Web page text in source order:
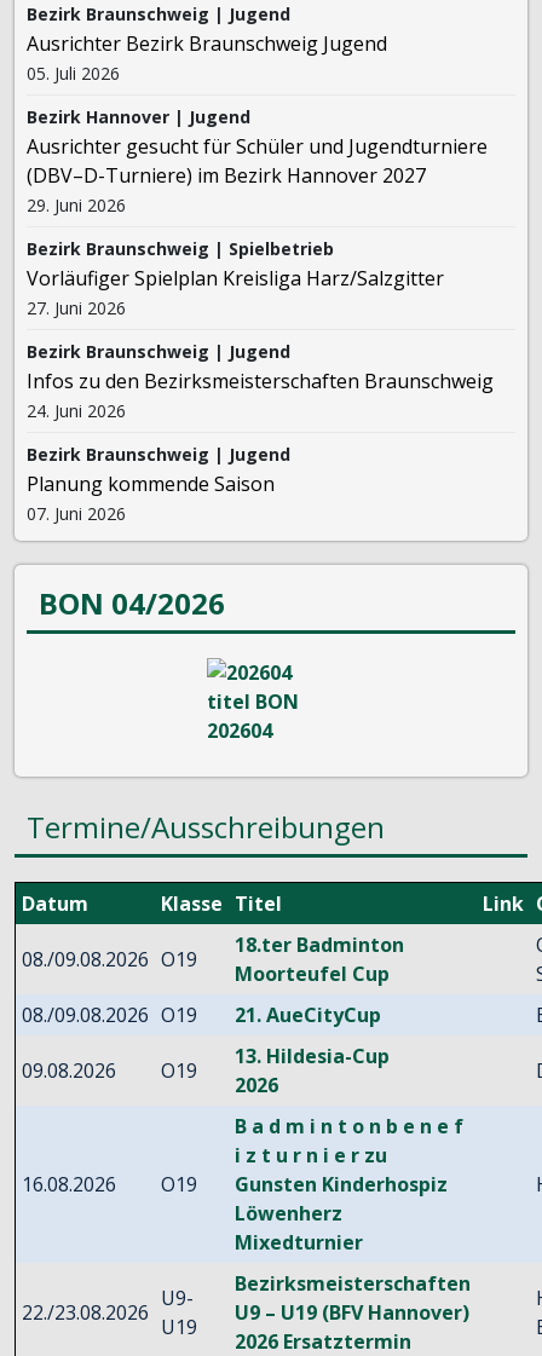
Bezirk Braunschweig | Jugend
Ausrichter Bezirk Braunschweig Jugend
05. Juli 2026
Bezirk Hannover | Jugend
Ausrichter gesucht für Schüler und Jugendturniere
(DBV–D-Turniere) im Bezirk Hannover 2027
29. Juni 2026
Bezirk Braunschweig | Spielbetrieb
Vorläufiger Spielplan Kreisliga Harz/Salzgitter
27. Juni 2026
Bezirk Braunschweig | Jugend
Infos zu den Bezirksmeisterschaften Braunschweig
24. Juni 2026
Bezirk Braunschweig | Jugend
Planung kommende Saison
07. Juni 2026
BON 04/2026
Termine/Ausschreibungen
Datum Klasse Titel Link
08./09.08.2026 O19
18.ter Badminton
Moorteufel Cup
08./09.08.2026 O19 21. AueCityCup
09.08.2026 O19
13. Hildesia-Cup
2026
16.08.2026 O19
B a d m i n t o n b e n e f
i z t u r n i e r zu
Gunsten Kinderhospiz
Löwenherz
Mixedturnier
22./23.08.2026
U9-
U19
Bezirksmeisterschaften
U9 – U19 (BFV Hannover)
2026 Ersatztermin